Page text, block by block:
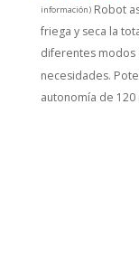
información) Robot
friega y seca la
diferentes modos
necesidades.
autonomía de 120